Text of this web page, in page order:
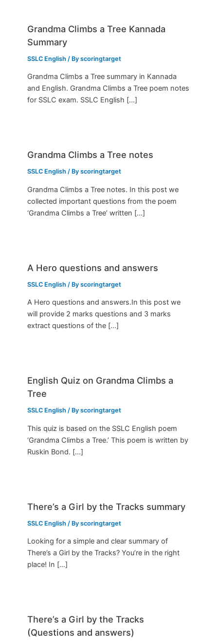
Grandma Climbs a Tree Kannada
Summary
SSLC English / Byscoringtarget
Grandma Climbs a Tree summary in Kannada
and English. Grandma Climbs a Tree poem notes
for SSLC exam. SSLC English […]
Grandma Climbs a Tree notes
SSLC English / Byscoringtarget
Grandma Climbs a Tree notes. In this post we
collected important questions from the poem
‘Grandma Climbs a Tree’ written […]
A Hero questions and answers
SSLC English / Byscoringtarget
A Hero questions and answers.In this post we
will provide 2 marks questions and 3 marks
extract questions of the […]
English Quiz on Grandma Climbs a
Tree
SSLC English / Byscoringtarget
This quiz is based on the SSLC English poem
‘Grandma Climbs a Tree.’ This poem is written by
Ruskin Bond. […]
There’s a Girl by the Tracks summary
SSLC English / Byscoringtarget
Looking for a simple and clear summary of
There’s a Girl by the Tracks? You’re in the right
place! In […]
There’s a Girl by the Tracks
(Questions and answers)